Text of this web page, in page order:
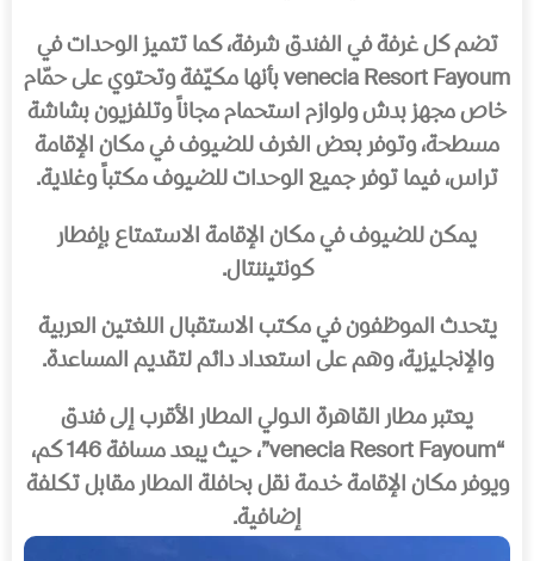
تضم كل غرفة في الفندق شرفة، كما تتميز الوحدات في
venecia Resort Fayoum بأنها مكيّفة وتحتوي على حمّام
خاص مجهز بدش ولوازم استحمام مجاناً وتلفزيون بشاشة
مسطحة، وتوفر بعض الغرف للضيوف في مكان الإقامة
تراس، فيما توفر جميع الوحدات للضيوف مكتباً وغلاية.
يمكن للضيوف في مكان الإقامة الاستمتاع بإفطار
كونتيننتال.
يتحدث الموظفون في مكتب الاستقبال اللغتين العربية
والإنجليزية، وهم على استعداد دائم لتقديم المساعدة.
يعتبر مطار القاهرة الدولي المطار الأقرب إلى فندق
“venecia Resort Fayoum”، حيث يبعد مسافة 146 كم،
ويوفر مكان الإقامة خدمة نقل بحافلة المطار مقابل تكلفة
إضافية.